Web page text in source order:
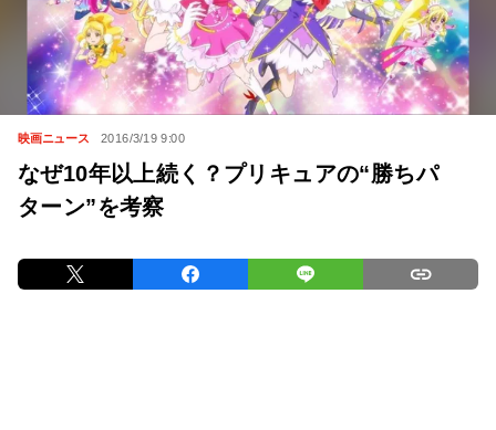
映画ニュース 2016/3/19 9:00
なぜ10年以上続く？プリキュアの“勝ちパ
ターン”を考察